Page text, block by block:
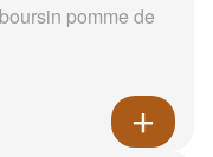
pomme de